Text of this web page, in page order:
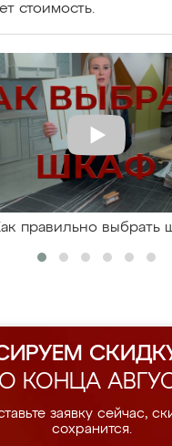
стоимость.
правильно выбрать
КОНЦА
заявку сейчас,
сохранится.